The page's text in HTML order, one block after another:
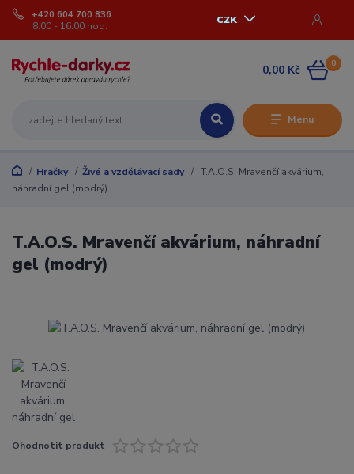
Menu
CZK
+420 604 700 836
8:00 - 16:00 hod.
0
0,00 Kč
Hračky Živé a vzdělávací sady
T.A.O.S. Mravenčí akvárium,
náhradní gel (modrý)
T.A.O.S. Mravenčí akvárium, náhradní
gel (modrý)
Ohodnotit produkt